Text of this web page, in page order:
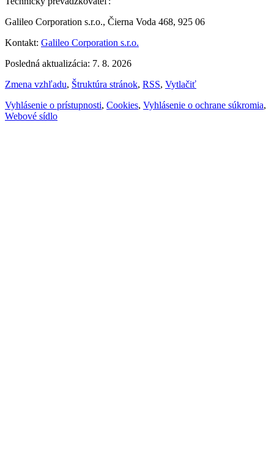
Galileo Corporation s.r.o., Čierna Voda 468, 925 06
Kontakt: Galileo Corporation s.r.o.
Posledná aktualizácia: 7. 8. 2026
Zmena vzhľadu, Štruktúra stránok, RSS, Vytlačiť
Vyhlásenie o prístupnosti, Cookies, Vyhlásenie o ochrane súkromia,
Webové sídlo